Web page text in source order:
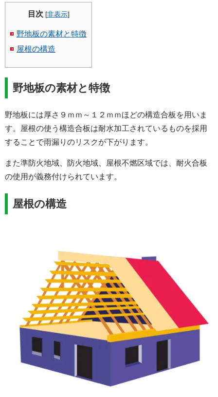
目次 [非表示]
野地板の素材と特徴
屋根の構造
野地板の素材と特徴
野地板には厚さ９ｍｍ～１２ｍｍほどの構造合板を用いま
す。屋根の使う構造合板は耐水加工されているものを採用
することで雨漏りのリスクが下がります。
また準防火地域、防火地域、屋根不燃区域では、耐火合板
の使用が義務付けられています。
屋根の構造